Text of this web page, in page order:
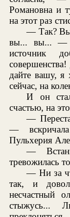
Романовна и
на этот раз
— Так? Вы
вы... вы... —
источник
дайте вашу, я
сейчас, на
И он
счастью, на
—
—
Пульхерия
—
тревожилась
— Ни за
так, и
несчастный
стыжусь...